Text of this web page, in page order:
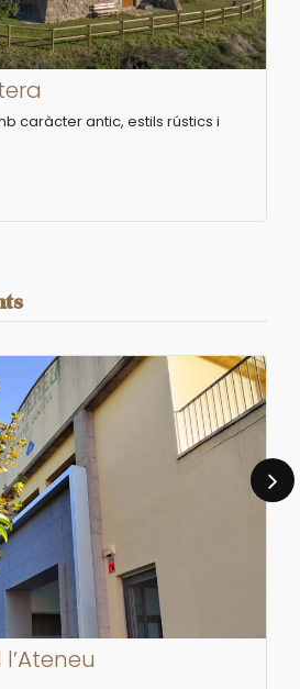
caràcter antic, estils rústics i